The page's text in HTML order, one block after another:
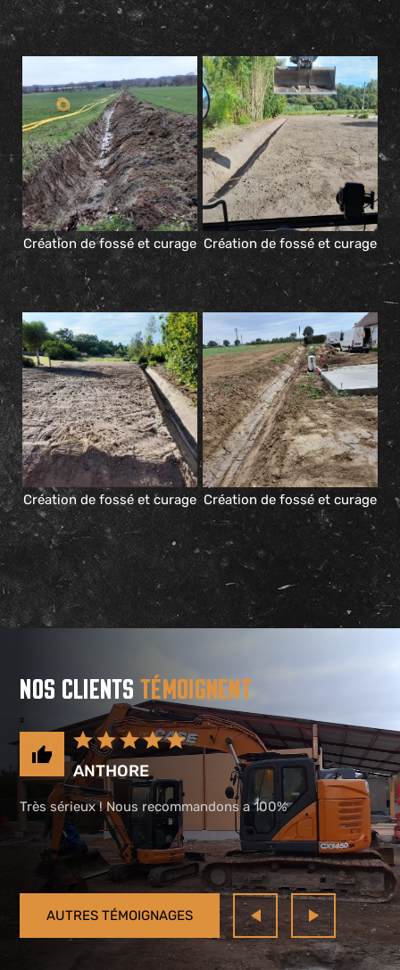
Création de fossé et curage Création de fossé et curage
Création de fossé et curage Création de fossé et curage
NOS CLIENTSTÉMOIGNENT
²
ANTHORE
Très sérieux ! Nous recommandons a 100%
AUTRES TÉMOIGNAGES